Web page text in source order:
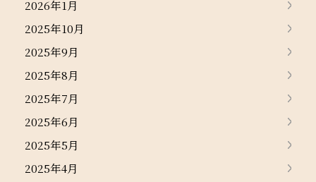
2026年1月
2025年10月
2025年9月
2025年8月
2025年7月
2025年6月
2025年5月
2025年4月